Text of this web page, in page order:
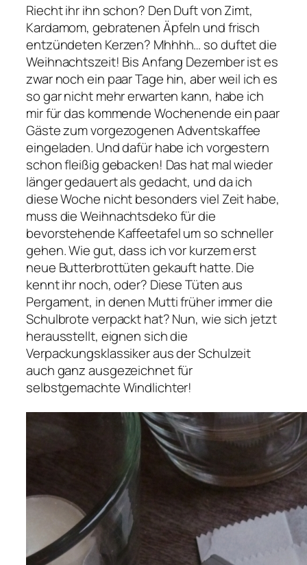
Riecht ihr ihn schon? Den Duft von Zimt,
Kardamom, gebratenen Äpfeln und frisch
entzündeten Kerzen? Mhhhh… so duftet die
Weihnachtszeit! Bis Anfang Dezember ist es
zwar noch ein paar Tage hin, aber weil ich es
so gar nicht mehr erwarten kann, habe ich
mir für das kommende Wochenende ein paar
Gäste zum vorgezogenen Adventskaffee
eingeladen. Und dafür habe ich vorgestern
schon fleißig gebacken! Das hat mal wieder
länger gedauert als gedacht, und da ich
diese Woche nicht besonders viel Zeit habe,
muss die Weihnachtsdeko für die
bevorstehende Kaffeetafel um so schneller
gehen. Wie gut, dass ich vor kurzem erst
neue Butterbrottüten gekauft hatte. Die
kennt ihr noch, oder? Diese Tüten aus
Pergament, in denen Mutti früher immer die
Schulbrote verpackt hat? Nun, wie sich jetzt
herausstellt, eignen sich die
Verpackungsklassiker aus der Schulzeit
auch ganz ausgezeichnet für
selbstgemachte Windlichter!